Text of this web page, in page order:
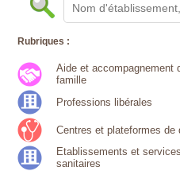
Rubriques :
Aide et accompagnement
famille
Professions libérales
Centres et plateformes de
Etablissements et
sanitaires